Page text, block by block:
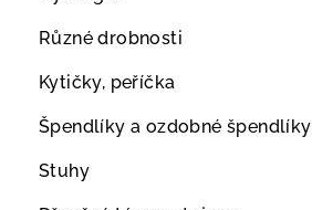
Různé drobnosti
Kytičky, peříčka
Špendlíky a ozdobné špendlíky
Stuhy